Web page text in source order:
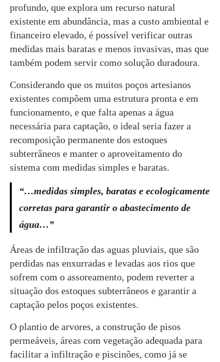
profundo, que explora um recurso natural
existente em abundância, mas a custo ambiental e
financeiro elevado, é possível verificar outras
medidas mais baratas e menos invasivas, mas que
também podem servir como solução duradoura.
Considerando que os muitos poços artesianos
existentes compõem uma estrutura pronta e em
funcionamento, e que falta apenas a água
necessária para captação, o ideal seria fazer a
recomposição permanente dos estoques
subterrâneos e manter o aproveitamento do
sistema com medidas simples e baratas.
“…medidas simples, baratas e ecologicamente
corretas para garantir o abastecimento de
água…”
Áreas de infiltração das aguas pluviais, que são
perdidas nas enxurradas e levadas aos rios que
sofrem com o assoreamento, podem reverter a
situação dos estoques subterrâneos e garantir a
captação pelos poços existentes.
O plantio de arvores, a construção de pisos
permeáveis, áreas com vegetação adequada para
facilitar a infiltração e piscinões, como já se